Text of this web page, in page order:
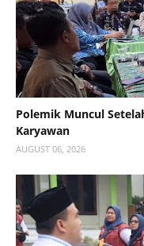
Polemik Muncul
Karyawan
AUGUST 06, 2026